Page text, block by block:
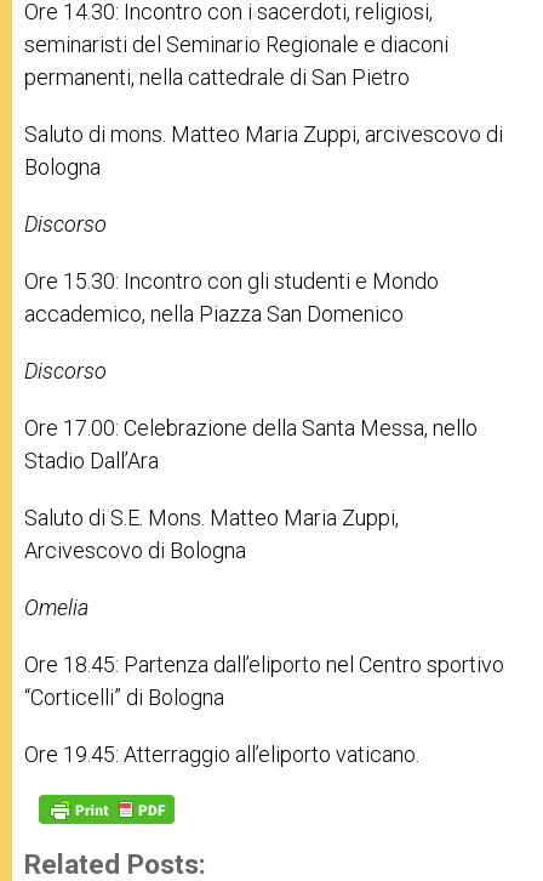
Ore 14.30: Incontro con i sacerdoti, religiosi,
seminaristi del Seminario Regionale e diaconi
permanenti, nella cattedrale di San Pietro
Saluto di mons. Matteo Maria Zuppi, arcivescovo di
Bologna
Discorso
Ore 15.30: Incontro con gli studenti e Mondo
accademico, nella Piazza San Domenico
Discorso
Ore 17.00: Celebrazione della Santa Messa, nello
Stadio Dall’Ara
Saluto di S.E. Mons. Matteo Maria Zuppi,
Arcivescovo di Bologna
Omelia
Ore 18.45: Partenza dall’eliporto nel Centro sportivo
“Corticelli” di Bologna
Ore 19.45: Atterraggio all’eliporto vaticano.
Related Posts: